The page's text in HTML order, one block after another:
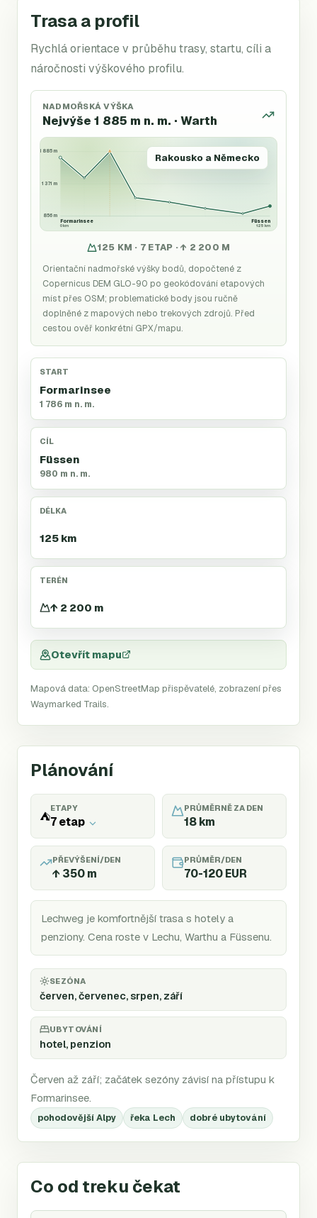
Trasa a profil
Rychlá orientace v průběhu trasy, startu, cíli a
náročnosti výškového profilu.
NADMOŘSKÁ VÝŠKA
Nejvýše 1 885 m n. m. · Warth
Rakousko a Německo
1 885 m
1 371 m
856 m
Formarinsee
0 km
Füssen
125 km
125 KM · 7 ETAP · ↑ 2 200 M
Orientační nadmořské výšky bodů, dopočtené z
Copernicus DEM GLO-90 po geokódování etapových
míst přes OSM; problematické body jsou ručně
doplněné z mapových nebo trekových zdrojů. Před
cestou ověř konkrétní GPX/mapu.
START
Formarinsee
1 786 m n. m.
CÍL
Füssen
980 m n. m.
DÉLKA
125 km
TERÉN
↑ 2 200 m
Otevřít mapu
Mapová data: OpenStreetMap přispěvatelé, zobrazení přes
Waymarked Trails.
Plánování
⛺
ETAPY
7 etap
PRŮMĚRNĚ ZA DEN
18 km
PŘEVÝŠENÍ/DEN
↑ 350 m
PRŮMĚR/DEN
70-120 EUR
Lechweg je komfortnější trasa s hotely a
penziony. Cena roste v Lechu, Warthu a Füssenu.
SEZÓNA
červen, červenec, srpen, září
UBYTOVÁNÍ
hotel, penzion
Červen až září; začátek sezóny závisí na přístupu k
Formarinsee.
pohodovější Alpy řeka Lech dobré ubytování
Co od treku čekat